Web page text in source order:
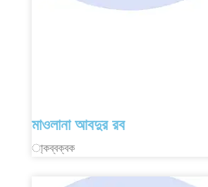
মাওলানা আবদুর রব
া্কব্বক্বক